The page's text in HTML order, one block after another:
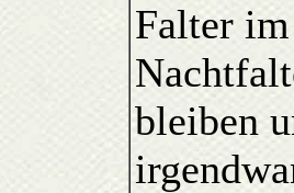
Falter
bleiben